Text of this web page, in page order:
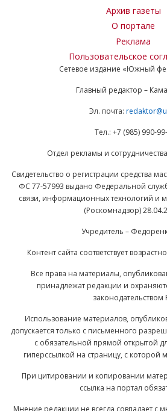
Архив газеты
О портале
Реклама
Пользовательское
Сетевое издание «Южный
Главный редактор –
Эл. почта:
Тел.: +7 (985) 990-
Отдел рекламы и
Свидетельство о регистрации средства
ФС 77-57993 выдано Федеральной
связи, информационных технологий и
(Роскомнадзор)
Учредитель –
Контент сайта соответствует
Все права на материалы,
принадлежат редакции и
законодательством
Использование материалов,
допускается только с письменного
с обязательной прямой открытой
гиперссылкой на страницу, с которой
При цитировании и копировании
ссылка на портал
Мнение редакции не всегда совпадает с